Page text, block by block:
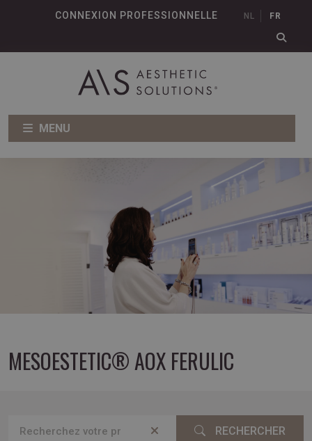
CONNEXION PROFESSIONNELLE NL FR
MENU
MESOESTETIC® AOX FERULIC
RECHERCHER